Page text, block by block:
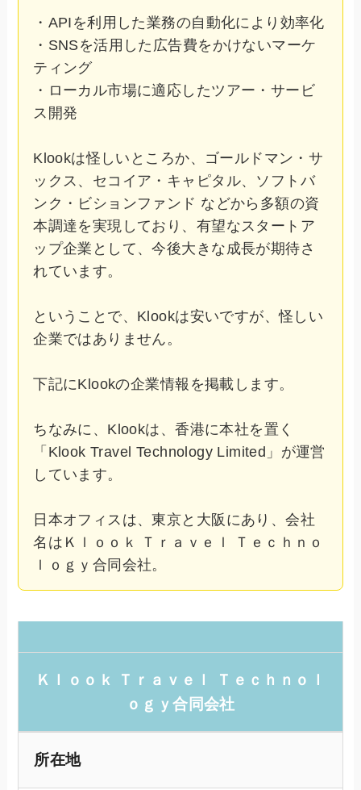
・APIを利用した業務の自動化により効率化
・SNSを活用した広告費をかけないマーケ
ティング
・ローカル市場に適応したツアー・サービ
ス開発
Klookは怪しいところか、ゴールドマン・サ
ックス、セコイア・キャピタル、ソフトバ
ンク・ビションファンド などから多額の資
本調達を実現しており、有望なスタートア
ップ企業として、今後大きな成長が期待さ
れています。
ということで、Klookは安いですが、怪しい
企業ではありません。
下記にKlookの企業情報を掲載します。
ちなみに、Klookは、香港に本社を置く
「Klook Travel Technology Limited」が運営
しています。
日本オフィスは、東京と大阪にあり、会社
名はＫｌｏｏｋ Ｔｒａｖｅｌ Ｔｅｃｈｎｏ
ｌｏｇｙ合同会社。
Ｋｌｏｏｋ Ｔｒａｖｅｌ Ｔｅｃｈｎｏｌ
ｏｇｙ合同会社
所在地